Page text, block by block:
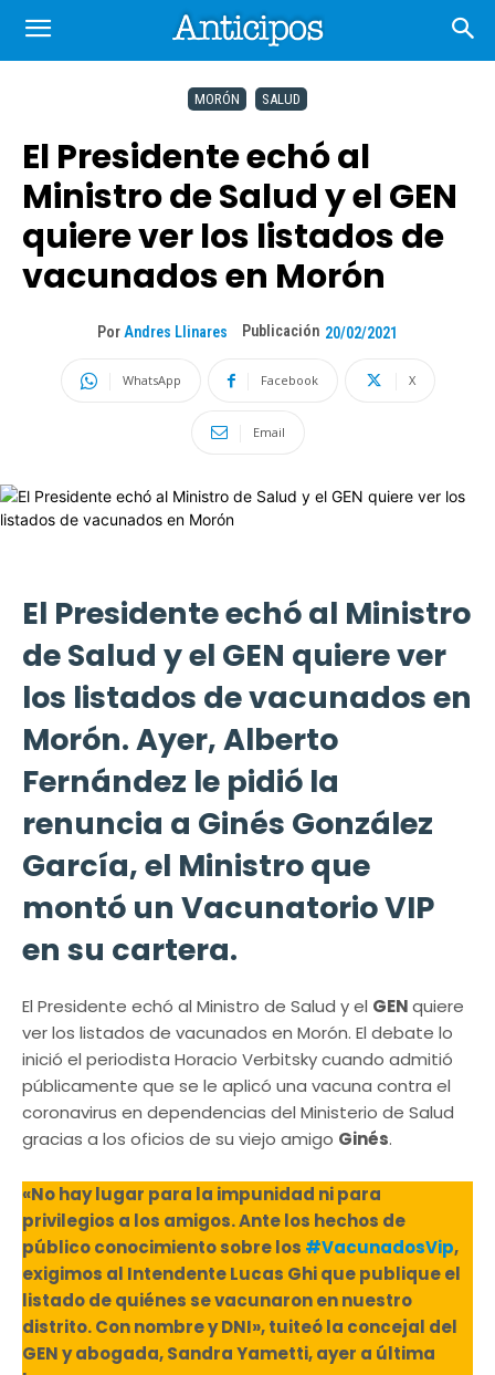
MORÓN SALUD
El Presidente echó al
Ministro de Salud y el GEN
quiere ver los listados de
vacunados en Morón
Por Andres Llinares Publicación 20/02/2021
WhatsApp Facebook X
Email
El Presidente echó al Ministro
de Salud y el GEN quiere ver
los listados de vacunados en
Morón. Ayer, Alberto
Fernández le pidió la
renuncia a Ginés González
García, el Ministro que
montó un Vacunatorio VIP
en su cartera.
El Presidente echó al Ministro de Salud y el GENquiere
ver los listados de vacunados en Morón. El debate lo
inició el periodista Horacio Verbitsky cuando admitió
públicamente que se le aplicó una vacuna contra el
coronavirus en dependencias del Ministerio de Salud
gracias a los oficios de su viejo amigo Ginés.
«No hay lugar para la impunidad ni para
privilegios a los amigos. Ante los hechos de
público conocimiento sobre los #VacunadosVip,
exigimos al Intendente Lucas Ghi que publique el
listado de quiénes se vacunaron en nuestro
distrito. Con nombre y DNI», tuiteó la concejal del
GEN y abogada, Sandra Yametti, ayer a última